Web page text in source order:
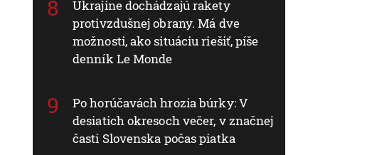
Ukrajine dochádzajú rakety
protivzdušnej obrany. Má dve
možnosti, ako situáciu riešiť, píše
denník Le Monde
Po horúčavách hrozia búrky: V
desiatich okresoch večer, v značnej
časti Slovenska počas piatka